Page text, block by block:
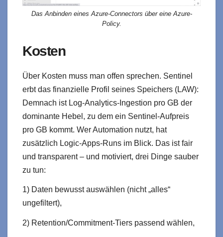
Das Anbinden eines Azure-Connectors über eine Azure-
Policy.
Kosten
Über Kosten muss man offen sprechen. Sentinel
erbt das finanzielle Profil seines Speichers (LAW):
Demnach ist Log‑Analytics‑Ingestion pro GB der
dominante Hebel, zu dem ein Sentinel‑Aufpreis
pro GB kommt. Wer Automation nutzt, hat
zusätzlich Logic‑Apps‑Runs im Blick. Das ist fair
und transparent – und motiviert, drei Dinge sauber
zu tun:
1) Daten bewusst auswählen (nicht „alles“
ungefiltert),
2) Retention/Commitment‑Tiers passend wählen,